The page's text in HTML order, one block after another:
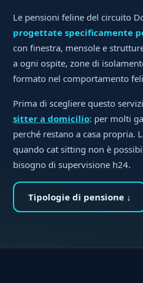
Le pensioni feline del circuito
progettate specificamente
con finestra, mensole e
a ogni ospite, zone di
formato nel comportamento
Prima di scegliere questo
sitter a domicilio: per molti
perché restano a casa propria.
quando cat sitting non è
bisogno di supervisione h24.
Tipologie di pensione ↓